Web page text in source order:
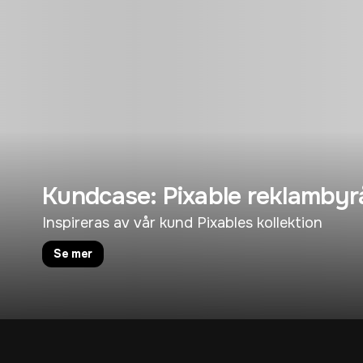
Kundcase: Pixable
Inspireras av vår kund Pixables kollektion
Se mer